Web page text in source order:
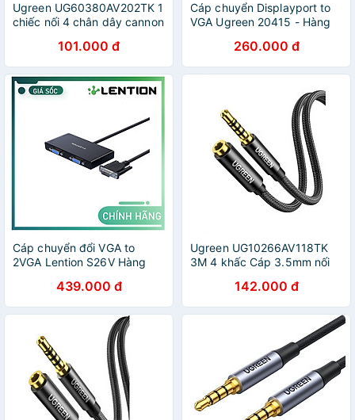
Ugreen UG60380AV202TK 1
chiếc nối 4 chân dây cannon
dạng phích cắm - HÀNG
CHÍNH HÃNG
101.000 đ
Cáp chuyển Displayport to
VGA Ugreen 20415 - Hàng
260.000 đ
Cáp chuyển đổi VGA to
2VGA Lention S26V Hàng
439.000 đ
Ugreen UG10266AV118TK
3M 4 khấc Cáp 3.5mm nối
- HÀNG CHÍNH HÃNG
142.000 đ